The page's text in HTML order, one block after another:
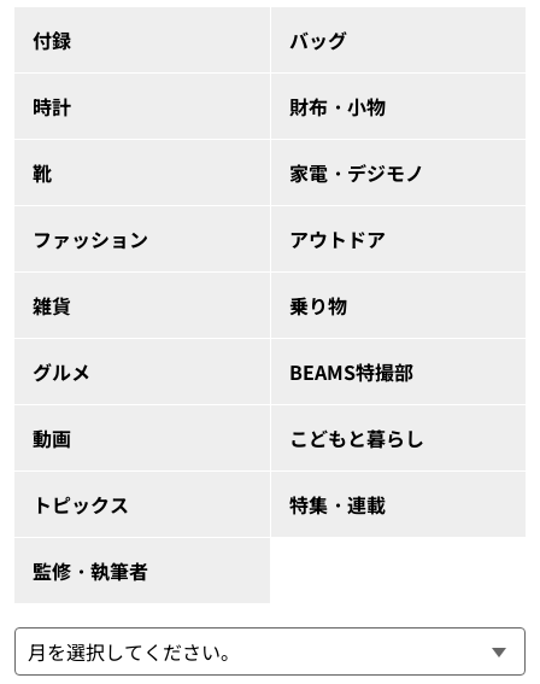
付録 バッグ
時計 財布・小物
靴 家電・デジモノ
ファッション アウトドア
雑貨 乗り物
グルメ BEAMS特撮部
動画 こどもと暮らし
トピックス 特集・連載
監修・執筆者